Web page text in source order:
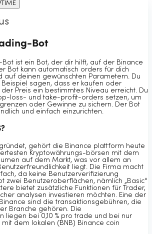
Bot
Bot ist ein Bot, der dir hilft, auf der Binance
Bot kann automatisch orders für dich
auf deinen gewünschten Parametern. Du
Beispiel sagen, dass er kaufen oder
Preis ein bestimmtes Niveau erreicht. Du
loss- und take-profit-orders setzen, um
oder Gewinne zu sichern. Der Bot
und einfach einzurichten.
gehört die Binance plattform heute
Kryptowährungs-börsen mit dem
auf dem Markt, was vor allem an
liegt. Die Firma macht
da keine Benutzerverifizierung
zwei Benutzeroberflächen, nämlich „Basic“
bietet zusätzliche Funktionen für Trader,
analysen investieren möchten. Eine der
sind die transaktionsgebühren, die
Branche gehören. Die
liegen bei 0,10 % pro trade und bei nur
mit dem lokalen (BNB) Binance coin